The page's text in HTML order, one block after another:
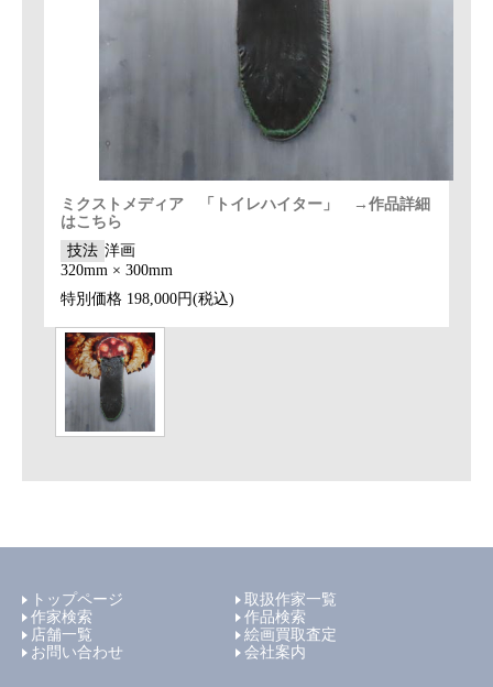
ミクストメディア 「トイレハイター」 →作品詳細
はこちら
技法 洋画
320mm × 300mm
特別価格 198,000円(税込)
トップページ
取扱作家一覧
作家検索
作品検索
店舗一覧
絵画買取査定
お問い合わせ
会社案内